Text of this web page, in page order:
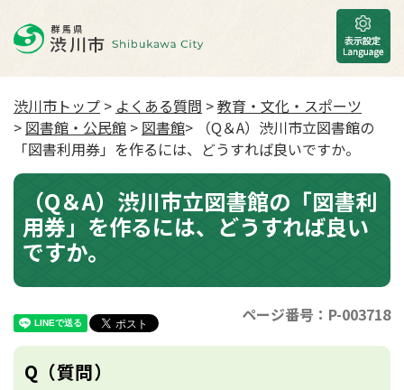
渋川市トップ > よくある質問 >教育・文化・スポーツ
> 図書館・公民館 > 図書館> （Q＆A）渋川市立図書館の
「図書利用券」を作るには、どうすれば良いですか。
（Q＆A）渋川市立図書館の「図書利
用券」を作るには、どうすれば良い
ですか。
ページ番号：P-003718
Q（質問）